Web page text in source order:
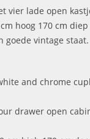
vier lade open
hoog 170 cm diep
goede vintage staat.
and chrome
drawer open